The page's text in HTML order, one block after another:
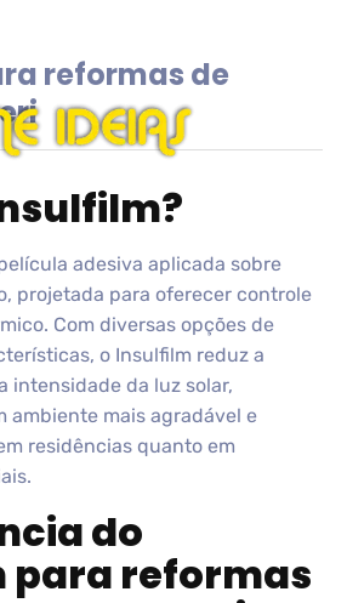
reformas de
adesiva aplicada sobre
projetada para oferecer controle
Com diversas opções de
o Insulfilm reduz a
intensidade da luz solar,
ambiente mais agradável e
residências quanto em
do
para reformas